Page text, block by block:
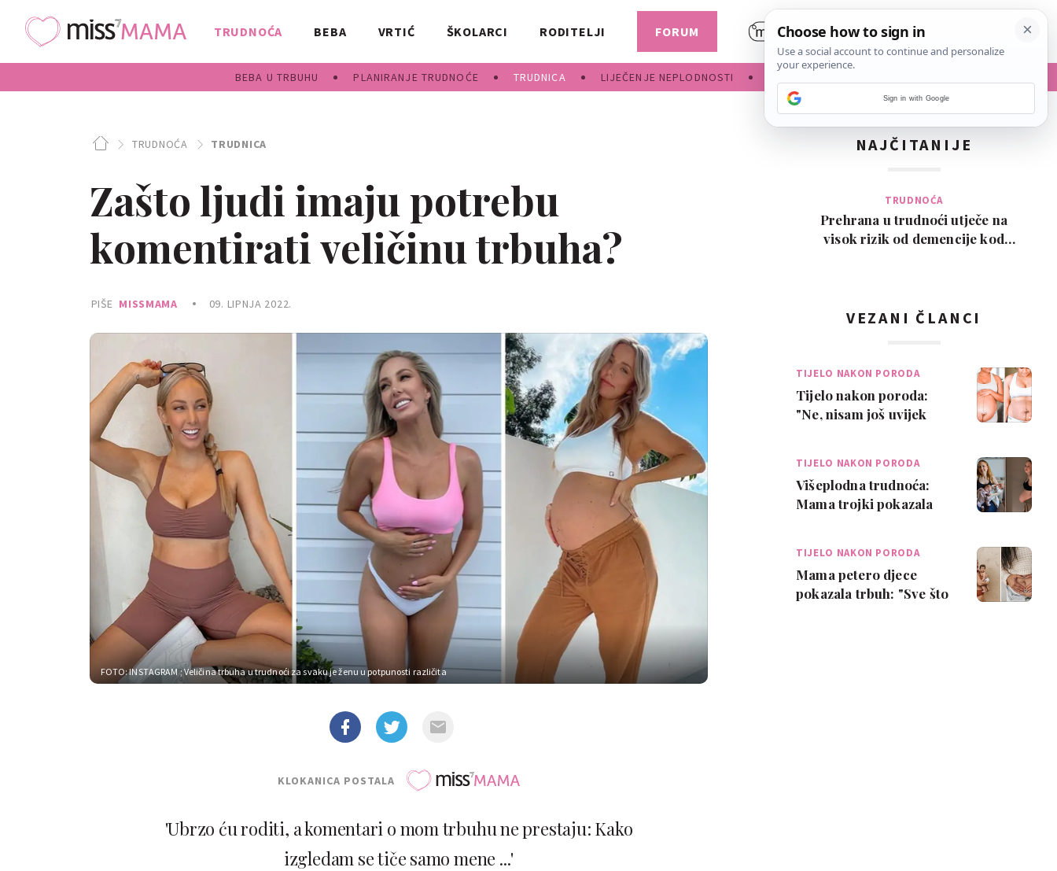
TRUDNOĆA
BEBA U TRBUHU PLANIRANJE TRUDNOĆE TRUDNICA LIJEČENJE NEPLODNOSTI
BEBA VRTIĆ ŠKOLARCI RODITELJI FORUM
TRUDNOĆA TRUDNICA
Zašto ljudi imaju potrebu
komentirati veličinu trbuha?
PIŠE MISSMAMA 09. LIPNJA 2022.
FOTO: INSTAGRAM; Veličina trbuha u trudnoći za svaku je ženu u potpunosti različita
KLOKANICA POSTALA
'Ubrzo ću roditi, a komentari o mom trbuhu ne prestaju: Kako
izgledam se tiče samo mene ...'
NAJČITANIJE
TRUDNOĆA
Prehrana u trudnoći utječe na
visok rizik od demencije kod
VEZANI ČLANCI
TIJELO NAKON PORODA
Tijelo nakon poroda:
"Ne, nisam još uvijek
TIJELO NAKON PORODA
Višeplodna trudnoća:
Mama trojki pokazala
TIJELO NAKON PORODA
Mama petero djece
pokazala trbuh: "Sve što
Sign in with Google